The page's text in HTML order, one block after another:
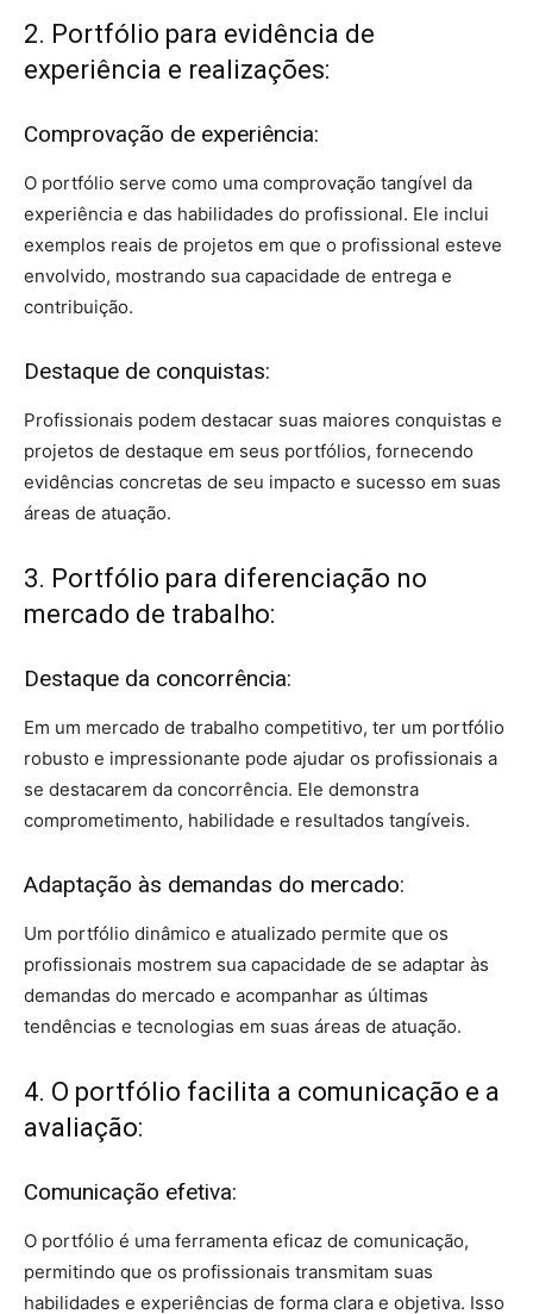
2. Portfólio para evidência de
experiência e realizações:
Comprovação de experiência:
O portfólio serve como uma comprovação tangível da
experiência e das habilidades do profissional. Ele inclui
exemplos reais de projetos em que o profissional esteve
envolvido, mostrando sua capacidade de entrega e
contribuição.
Destaque de conquistas:
Profissionais podem destacar suas maiores conquistas e
projetos de destaque em seus portfólios, fornecendo
evidências concretas de seu impacto e sucesso em suas
áreas de atuação.
3. Portfólio para diferenciação no
mercado de trabalho:
Destaque da concorrência:
Em um mercado de trabalho competitivo, ter um portfólio
robusto e impressionante pode ajudar os profissionais a
se destacarem da concorrência. Ele demonstra
comprometimento, habilidade e resultados tangíveis.
Adaptação às demandas do mercado:
Um portfólio dinâmico e atualizado permite que os
profissionais mostrem sua capacidade de se adaptar às
demandas do mercado e acompanhar as últimas
tendências e tecnologias em suas áreas de atuação.
4. O portfólio facilita a comunicação e a
avaliação:
Comunicação efetiva:
O portfólio é uma ferramenta eficaz de comunicação,
permitindo que os profissionais transmitam suas
habilidades e experiências de forma clara e objetiva. Isso